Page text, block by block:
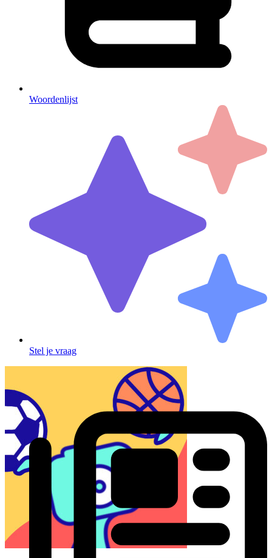
Woordenlijst
Stel je vraag